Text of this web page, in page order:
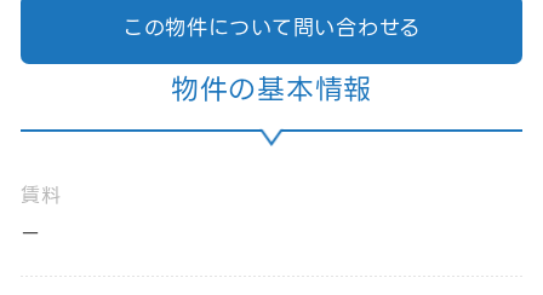
この物件について問い合わせる
物件の基本情報
賃料
ー